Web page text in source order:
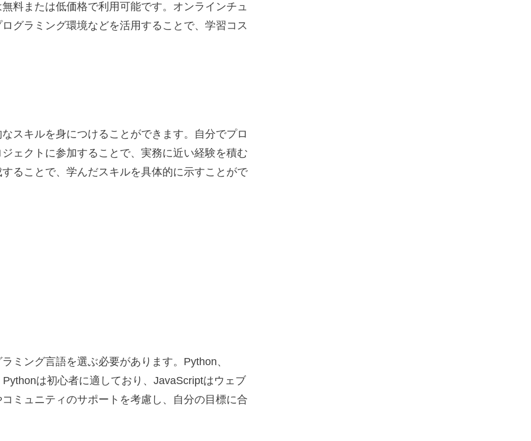
料または低価格で利用可能です。オンラインチュ
グラミング環境などを活用することで、学習コス
スキルを身につけることができます。自分でプロ
ェクトに参加することで、実務に近い経験を積む
ることで、学んだスキルを具体的に示すことがで
ミング言語を選ぶ必要があります。Python、
は初心者に適しており、JavaScriptはウェブ
ミュニティのサポートを考慮し、自分の目標に合